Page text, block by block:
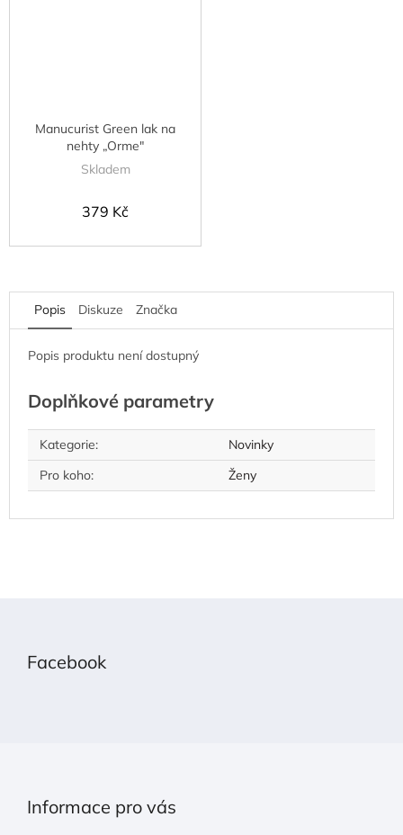
Manucurist Green lak na
nehty „Orme"
Skladem
379 Kč
Popis Diskuze Značka
Popis produktu není dostupný
Doplňkové parametry
Kategorie:
Novinky
Pro koho: Ženy
Facebook
Informace pro vás